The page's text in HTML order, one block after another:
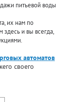
питьевой воды
их нам по
и вы всегда,
автоматов
своего